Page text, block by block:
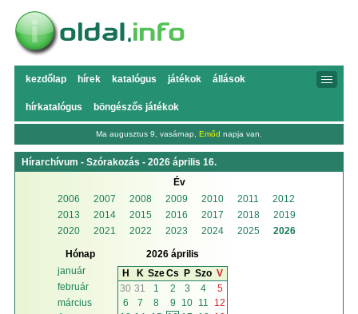
kezdőlap hírek katalógus játékok állások
hírkatalógus böngészős játékok
Ma augusztus 9, vasárnap, Emőd napja van.
Hírarchívum - Szórakozás - 2026 április 16.
Év
2006
2007 2008 2009 2010 2011
2012
2013
2014 2015 2016 2017 2018
2019
2020
2021 2022 2023 2024 2025 2026
Hónap
január
február
március
2026 április
H
K SzeCs P Szo V
30 31 1 2 3 4
5
6
7 8 9 10 11
12